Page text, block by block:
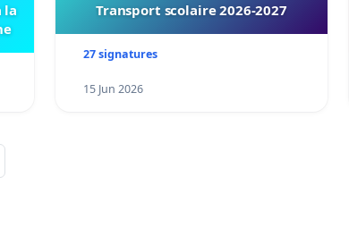
la
Transport scolaire 2026-2027
27 signatures
15 Jun 2026